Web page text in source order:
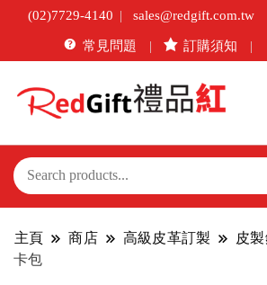
(02)7729-4140 sales@redgift.com.tw
常見問題 訂購須知
主頁 商店 高級皮革訂製 皮
卡包